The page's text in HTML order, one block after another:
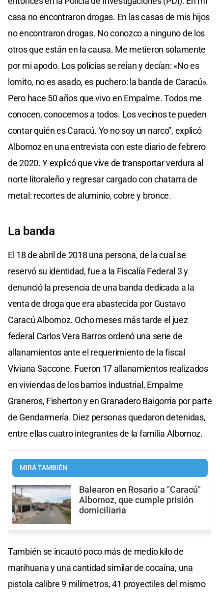
casa no encontraron drogas. En las casas de mis hijos
no encontraron drogas. No conozco a ninguno de los
otros que están en la causa. Me metieron solamente
por mi apodo. Los policías se reían y decían: «No es
lomito, no es asado, es puchero: la banda de Caracú».
Pero hace 50 años que vivo en Empalme. Todos me
conocen, conocemos a todos. Los vecinos te pueden
contar quién es Caracú. Yo no soy un narco”, explicó
Albornoz en una entrevista con este diario de febrero
de 2020. Y explicó que vive de transportar verdura al
norte litoraleño y regresar cargado con chatarra de
metal: recortes de aluminio, cobre y bronce.
La banda
El 18 de abril de 2018 una persona, de la cual se
reservó su identidad, fue a la Fiscalía Federal 3 y
denunció la presencia de una banda dedicada a la
venta de droga que era abastecida por Gustavo
Caracú Albornoz. Ocho meses más tarde el juez
federal Carlos Vera Barros ordenó una serie de
allanamientos ante el requerimiento de la fiscal
Viviana Saccone. Fueron 17 allanamientos realizados
en viviendas de los barrios Industrial, Empalme
Graneros, Fisherton y en Granadero Baigorria por parte
de Gendarmería. Diez personas quedaron detenidas,
entre ellas cuatro integrantes de la familia Albornoz.
MIRÁ TAMBIÉN
Balearon en Rosario a "Caracú"
Albornoz, que cumple prisión
domiciliaria
También se incautó poco más de medio kilo de
marihuana y una cantidad similar de cocaína, una
pistola calibre 9 milímetros, 41 proyectiles del mismo